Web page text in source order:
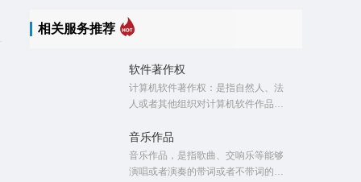
相关服务推荐
软件著作权
计算机软件著作权：是指自然人、法
人或者其他组织对计算机软件作品享
常语境下，计算机软件著作权又被简
称为软件著作权、计算机软著或者软
著。
音乐作品
音乐作品，是指歌曲、交响乐等能够
演唱或者演奏的带词或者不带词的作